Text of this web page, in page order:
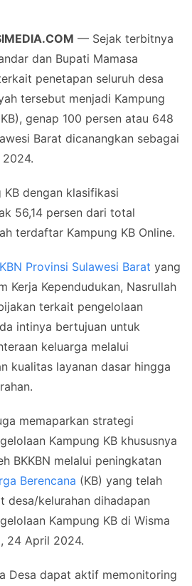
— Sejak terbitnya
dan Bupati Mamasa
penetapan seluruh desa
tersebut menjadi Kampung
genap 100 persen atau 648
Barat dicanangkan sebagai
2024.
dengan klasifikasi
56,14 persen dari total
terdaftar Kampung KB Online.
Provinsi Sulawesi Barat yang
Kerja Kependudukan, Nasrullah
terkait pengelolaan
intinya bertujuan untuk
keluarga melalui
kualitas layanan dasar hingga
memaparkan strategi
Kampung KB khususnya
BKKBN melalui peningkatan
Berencana (KB) yang telah
desa/kelurahan dihadapan
Kampung KB di Wisma
24 April 2024.
Desa dapat aktif memonitoring